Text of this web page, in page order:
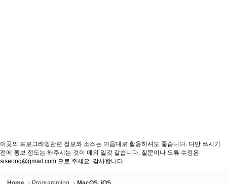
이곳의 프로그래밍관련 정보와 소스는 마음대로 활용하셔도 좋습니다. 다만 쓰시기
전에 통보 정도는 해주시는 것이 예의 일것 같습니다. 질문이나 오류 수정은
siseong@gmail.com 으로 주세요. 감사합니다.